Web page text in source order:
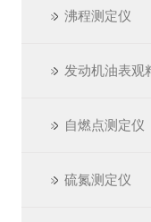
沸程测定仪
发动机油表观
自燃点测定仪
硫氮测定仪